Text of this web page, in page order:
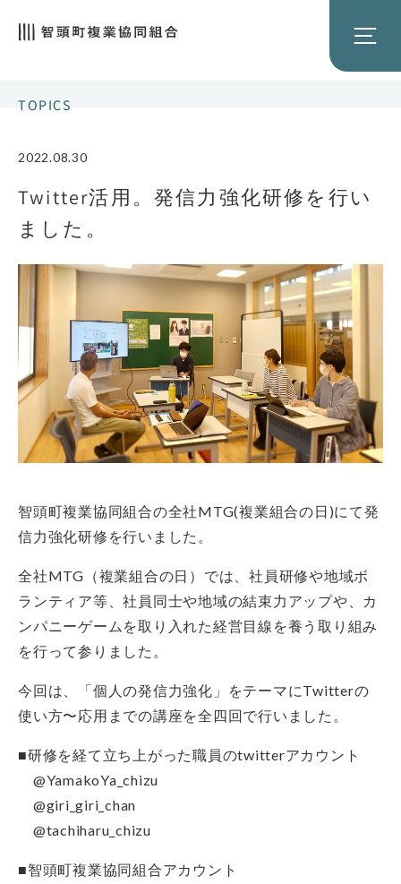
TOPICS
2022.08.30
Twitter活用。発信力強化研修を行い
ました。
智頭町複業協同組合の全社MTG(複業組合の日)にて発
信力強化研修を行いました。
全社MTG（複業組合の日）では、社員研修や地域ボ
ランティア等、社員同士や地域の結束力アップや、カ
ンパニーゲームを取り入れた経営目線を養う取り組み
を行って参りました。
今回は、「個人の発信力強化」をテーマにTwitterの
使い方〜応用までの講座を全四回で行いました。
■研修を経て立ち上がった職員のtwitterアカウント
@YamakoYa_chizu
@giri_giri_chan
@tachiharu_chizu
■智頭町複業協同組合アカウント